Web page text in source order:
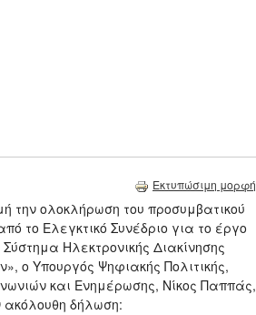
Εκτυπώσιμη μορφή
την ολοκλήρωση του προσυμβατικού
το Ελεγκτικό Συνέδριο για το έργο
Σύστημα Ηλεκτρονικής Διακίνησης
ο Υπουργός Ψηφιακής Πολιτικής,
και Ενημέρωσης, Νίκος Παππάς,
ακόλουθη δήλωση: